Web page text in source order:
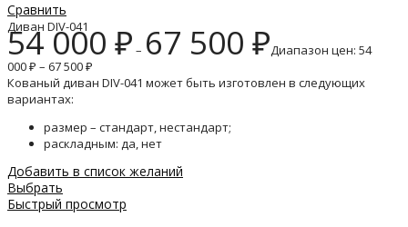
Сравнить
Диван DIV-041
54 000 ₽ – 67 500 ₽Диапазон цен: 54
000 ₽ – 67 500 ₽
Кованый диван DIV-041 может быть изготовлен в следующих
вариантах:
размер – стандарт, нестандарт;
раскладным: да, нет
Добавить в список желаний
Выбрать
Быстрый просмотр